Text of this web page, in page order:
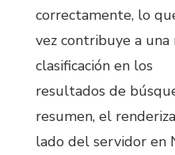
correctamente, lo
vez contribuye a una
clasificación en los
resultados de
resumen, el
lado del servidor en